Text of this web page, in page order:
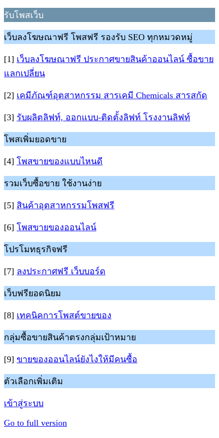
รับโพสเว็บ
เว็บลงโฆษณาฟรี โพสฟรี รองรับ SEO ทุกหมวดหมู่
[1] เว็บลงโฆษณาฟรี ประกาศขายสินค้าออนไลน์ ซื้อขาย
แลกเปลี่ยน
[2] เคมีภัณฑ์อุตสาหกรรม สารเคมี Chemicals สารสกัด
[3] รับผลิตลิฟท์, ออกแบบ-ติดตั้งลิฟท์ โรงงานลิฟท์
โพสเพิ่มยอดขาย
[4] โพสขายของแบบไหนดี
รวมเว็บซื้อขาย ใช้งานง่าย
[5] สินค้าอุตสาหกรรมโพสฟรี
[6] โพสขายของออนไลน์
โปรโมทธุรกิจฟรี
[7] ลงประกาศฟรี เว็บบอร์ด
เว็บฟรียอดนิยม
[8] เทคนิคการโพสต์ขายของ
กลุ่มซื้อขายสินค้าตรงกลุ่มเป้าหมาย
[9] ขายของออนไลน์ยังไงให้มีคนซื้อ
ตัวเลือกเพิ่มเติม
เข้าสู่ระบบ
Go to full version